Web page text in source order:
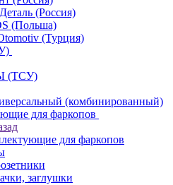
(Россия)
(Польша)
(Турция)
(ТСУ)
(комбинированный)
для фаркопов
для фаркопов
заглушки